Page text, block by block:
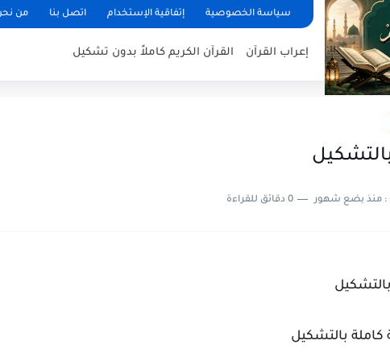
سياسة الخصوصية إتفاقية الإستخدام اتصل بنا من
إعراب القرآن القرآن الكريم كاملاً بدون تشكيل
: منذ بضع شهور 0 دقائق للقراءة
كاملة بالتشكيل